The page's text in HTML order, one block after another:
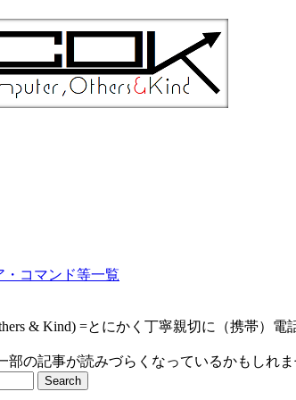
コマンド等一覧
& Kind) =とにかく丁寧親切に（携帯）
部の記事が読みづらくなっているかもしれま